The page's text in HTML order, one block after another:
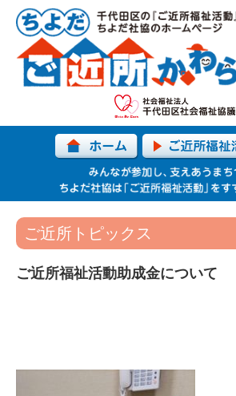
ご近所トピックス
ご近所福祉活動助成金について